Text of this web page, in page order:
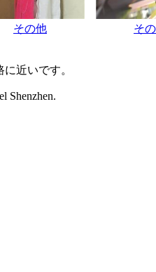
その他 そ
近いです。
Shenzhen.